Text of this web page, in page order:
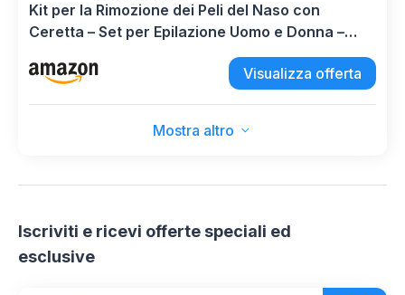
Kit per la Rimozione dei Peli del Naso con
Ceretta – Set per Epilazione Uomo e Donna –
Include Mini Scaldacera con Riscaldamento
Rapido USB e Controllo Costante dellaVisualizza offerta
Mostra altro
Iscriviti e ricevi offerte speciali ed
esclusive